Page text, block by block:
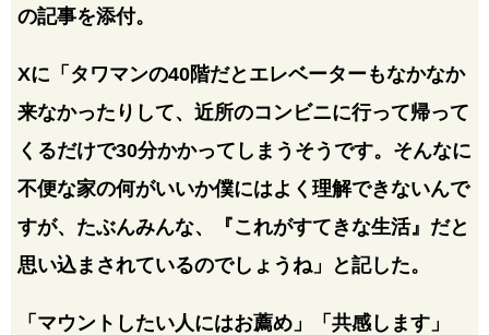
の記事を添付。
Xに「タワマンの40階だとエレベーターもなかなか
来なかったりして、近所のコンビニに行って帰って
くるだけで30分かかってしまうそうです。そんなに
不便な家の何がいいか僕にはよく理解できないんで
すが、たぶんみんな、『これがすてきな生活』だと
思い込まされているのでしょうね」と記した。
「マウントしたい人にはお薦め」「共感します」